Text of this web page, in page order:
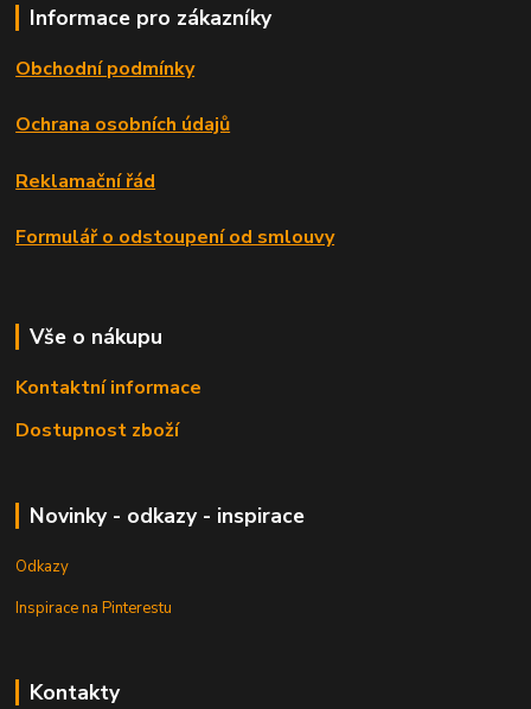
Informace pro zákazníky
Obchodní podmínky
Ochrana osobních údajů
Reklamační řád
Formulář o odstoupení od smlouvy
Vše o nákupu
Kontaktní informace
Dostupnost zboží
Novinky - odkazy - inspirace
Odkazy
Inspirace na Pinterestu
Kontakty